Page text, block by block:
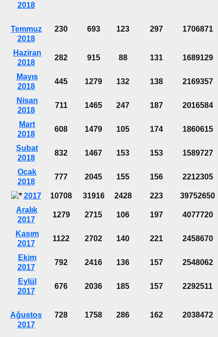
2018
Temmuz
2018
230 693 123 297 1706871
Haziran
2018
282 915 88 131 1689129
Mayıs
2018
445 1279 132 138 2169357
Nisan
2018
711 1465 247 187 2016584
Mart
2018
608 1479 105 174 1860615
Şubat
2018
832 1467 153 153 1589727
Ocak
2018
777 2045 155 156 2212305
2017 10708 31916 2428 223
39752650
Aralık
2017
1279 2715 106 197 4077720
Kasım
2017
1122 2702 140 221 2458670
Ekim
2017
792 2416 136 157 2548062
Eylül
2017
676 2036 185 157 2292511
Ağustos
2017
728 1758 286 162 2038472